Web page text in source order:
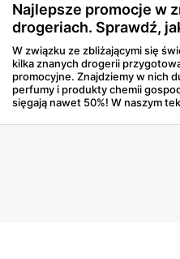
Najlepsze promocje w
drogeriach. Sprawdź,
kupisz taniej!
W związku ze zbliżającymi się
kilka znanych drogerii
promocyjne. Znajdziemy w nich
perfumy i produkty chemii
sięgają nawet 50%! W naszym
zaoszczędzić najwięcej!